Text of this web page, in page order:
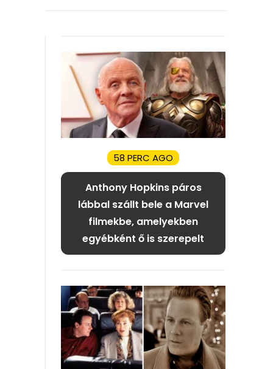
58 PERC AGO
Anthony Hopkins páros
lábbal szállt bele a Marvel
filmekbe, amelyekben
egyébként ő is szerepelt